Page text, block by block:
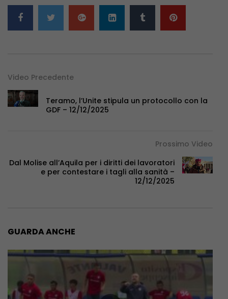
Video Precedente
Teramo, l’Unite stipula un protocollo con la
GDF – 12/12/2025
Prossimo Video
Dal Molise all’Aquila per i diritti dei lavoratori
e per contestare i tagli alla sanità –
12/12/2025
GUARDA ANCHE